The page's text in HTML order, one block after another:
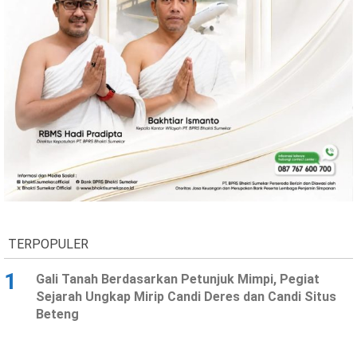
TERPOPULER
1
Gali Tanah Berdasarkan Petunjuk Mimpi, Pegiat
Sejarah Ungkap Mirip Candi Deres dan Candi Situs
Beteng